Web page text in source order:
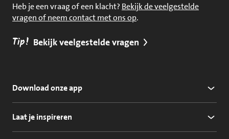
Heb je een vraag of een klacht? Bekijk de veelgestelde
vragen of neem contact met ons op.
Tip! Bekijk veelgestelde vragen
Download onze app
Laat je inspireren